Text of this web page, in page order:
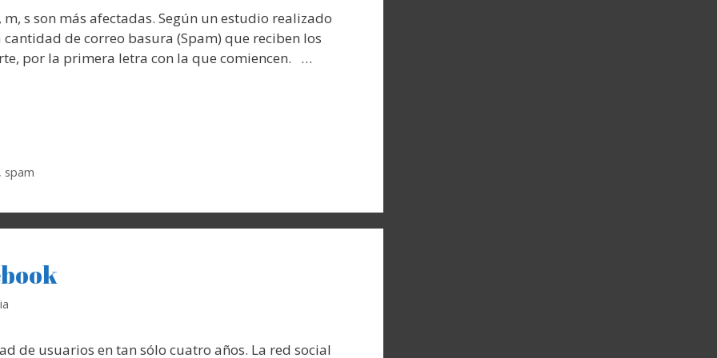
s son más afectadas. Según un estudio realizado
de correo basura (Spam) que reciben los
por la primera letra con la que comiencen. …
spam
en tan sólo cuatro años. La red social